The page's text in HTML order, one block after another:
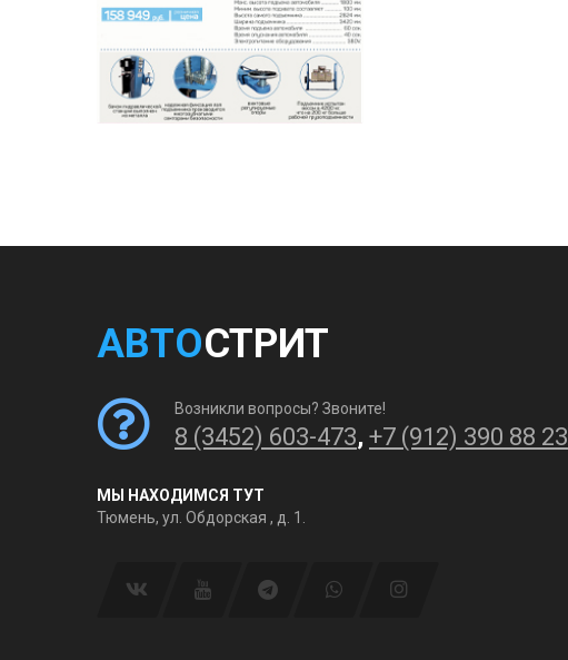
АВТОСТРИТ
Возникли вопросы? Звоните!
8 (3452) 603-473, +7 (912) 390 88 23
МЫ НАХОДИМСЯ ТУТ
Тюмень, ул. Обдорская , д. 1.